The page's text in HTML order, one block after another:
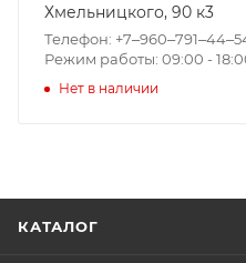
Хмельницкого, 90 к3
Телефон:
Режим работы: 09:00 -
Нет в наличии
КАТАЛОГ